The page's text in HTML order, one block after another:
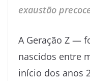
exaustão
A Geração Z —
nascidos entre
início dos anos